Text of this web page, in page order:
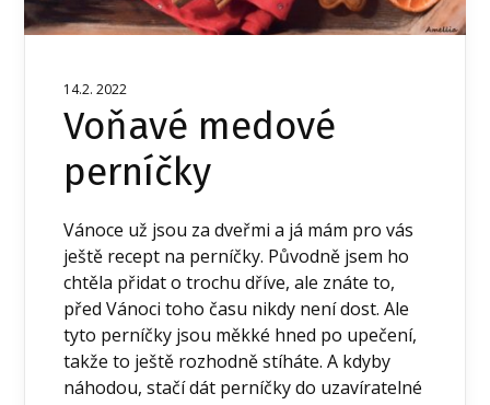
14.2. 2022
Voňavé medové
perníčky
Vánoce už jsou za dveřmi a já mám pro vás
ještě recept na perníčky. Původně jsem ho
chtěla přidat o trochu dříve, ale znáte to,
před Vánoci toho času nikdy není dost. Ale
tyto perníčky jsou měkké hned po upečení,
takže to ještě rozhodně stíháte. A kdyby
náhodou, stačí dát perníčky do uzavíratelné